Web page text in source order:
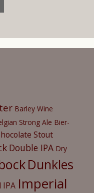
Barley Wine
Strong Ale Bier-
Stout
Double IPA Dry
Dunkles
IPA Imperial